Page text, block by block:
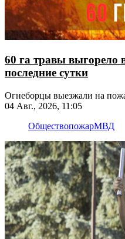
60 га травы выгорело
последние сутки
Огнеборцы выезжали на
04 Авг., 2026, 11:05
ОбществопожарМВД